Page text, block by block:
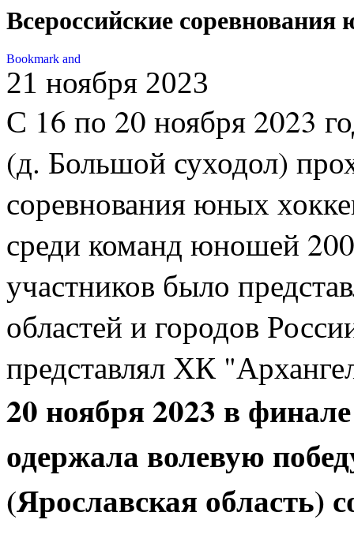
Всероссийские
21 ноября 2023
С 16 по 20 ноября 2023
(д. Большой суходол)
соревнования юных
среди команд юношей
участников было
областей и городов
представлял ХК
20 ноября 2023 в
одержала волевую
(Ярославская область)